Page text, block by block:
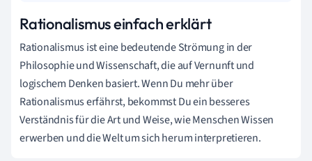
Rationalismus einfach erklärt
Rationalismus ist eine bedeutende Strömung in der
Philosophie und Wissenschaft, die auf Vernunft und
logischem Denken basiert. Wenn Du mehr über
Rationalismus erfährst, bekommst Du ein besseres
Verständnis für die Art und Weise, wie Menschen Wissen
erwerben und die Welt um sich herum interpretieren.